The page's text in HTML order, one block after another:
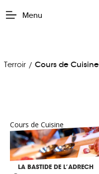
Menu
Terroir / Cours de Cuisine
Cours de Cuisine
LA BASTIDE DE L’ADRECH